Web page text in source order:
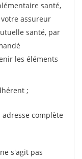
santé,
assureur
santé, par
les éléments
;
complète
s'agit pas